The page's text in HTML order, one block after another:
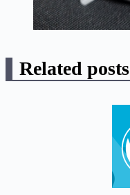
Related posts